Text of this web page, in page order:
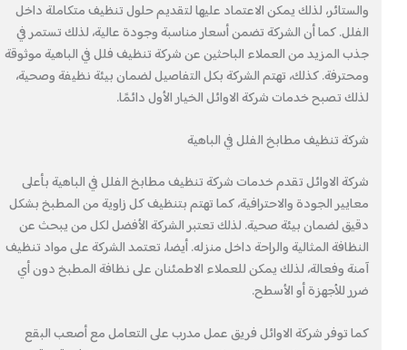
والستائر، لذلك يمكن الاعتماد عليها لتقديم حلول تنظيف متكاملة داخل
الفلل. كما أن الشركة تضمن أسعار مناسبة وجودة عالية، لذلك تستمر في
جذب المزيد من العملاء الباحثين عن شركة تنظيف فلل في الباهية موثوقة
ومحترفة. كذلك، تهتم الشركة بكل التفاصيل لضمان بيئة نظيفة وصحية،
لذلك تصبح خدمات شركة الاوائل الخيار الأول دائمًا.
شركة تنظيف مطابخ الفلل في الباهية
شركة الاوائل تقدم خدمات شركة تنظيف مطابخ الفلل في الباهية بأعلى
معايير الجودة والاحترافية، كما تهتم بتنظيف كل زاوية من المطبخ بشكل
دقيق لضمان بيئة صحية. لذلك تعتبر الشركة الأفضل لكل من يبحث عن
النظافة المثالية والراحة داخل منزله. أيضا، تعتمد الشركة على مواد تنظيف
آمنة وفعالة، لذلك يمكن للعملاء الاطمئنان على نظافة المطبخ دون أي
ضرر للأجهزة أو الأسطح.
كما توفر شركة الاوائل فريق عمل مدرب على التعامل مع أصعب البقع